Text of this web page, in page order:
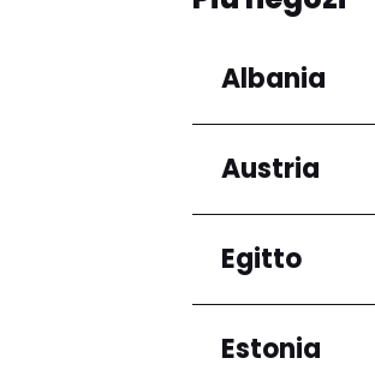
Albania
Regioni
Qarku
Austria
Regioni
Egitto
Regioni
Estonia